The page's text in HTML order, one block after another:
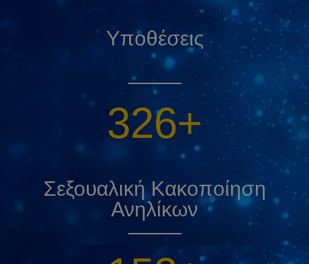
Υποθέσεις
445+
Σεξουαλική Κακοποίηση
Ανηλίκων